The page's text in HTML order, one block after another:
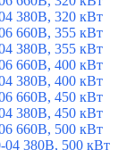
380В, 320 кВт
660В, 355 кВт
380В, 355 кВт
660В, 400 кВт
380В, 400 кВт
660В, 450 кВт
380В, 450 кВт
660В, 500 кВт
380В, 500 кВт